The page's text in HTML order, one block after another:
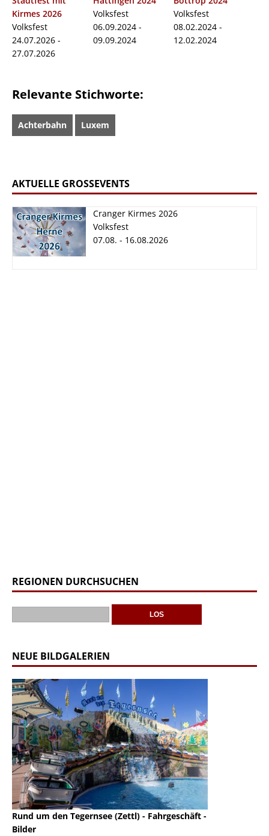
Kirmes 2026
Volksfest
24.07.2026 -
27.07.2026
Volksfest
06.09.2024 -
09.09.2024
Volksfest
08.02.2024 -
12.02.2024
Relevante Stichworte:
Achterbahn Luxem
AKTUELLE GROSSEVENTS
Cranger Kirmes 2026
Volksfest
07.08. - 16.08.2026
REGIONEN DURCHSUCHEN
NEUE BILDGALERIEN
Rund um den Tegernsee (Zettl) - Fahrgeschäft -
Bilder